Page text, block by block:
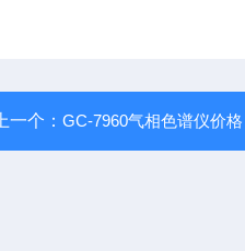
上一个：GC-7960气相色谱仪价格